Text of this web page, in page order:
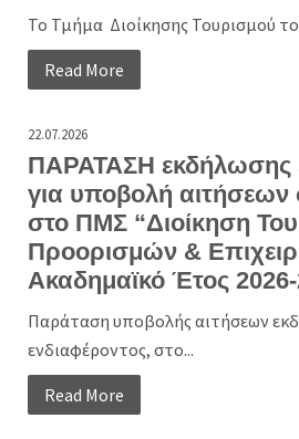
Το Τμήμα Διοίκησης Τουρισμού
Read More
22.07.2026
ΠΑΡΑΤΑΣΗ εκδήλωσης
για υποβολή αιτήσεων
στο ΠΜΣ “Διοίκηση
Προορισμών &
Ακαδημαϊκό Έτος
Παράταση υποβολής αιτήσεων
ενδιαφέροντος, στο...
Read More